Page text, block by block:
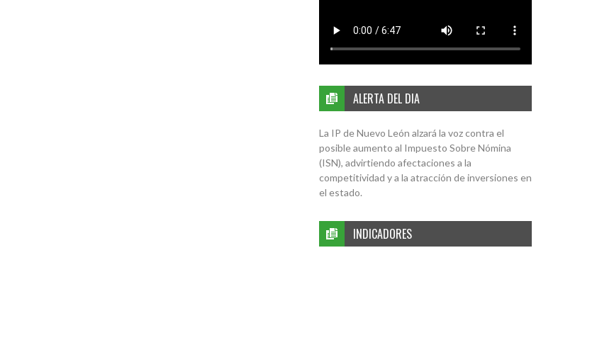
ALERTA DEL DIA
La IP de Nuevo León alzará la voz contra el
posible aumento al Impuesto Sobre Nómina
(ISN), advirtiendo afectaciones a la
competitividad y a la atracción de inversiones en
el estado.
INDICADORES